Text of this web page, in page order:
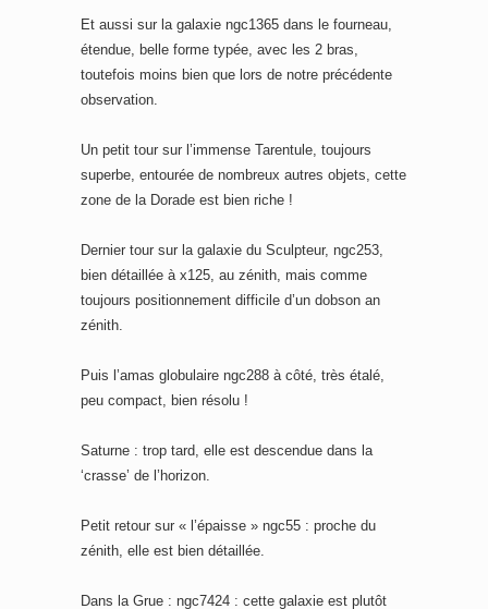
Et aussi sur la galaxie ngc1365 dans le fourneau,
étendue, belle forme typée, avec les 2 bras,
toutefois moins bien que lors de notre précédente
observation.
Un petit tour sur l’immense Tarentule, toujours
superbe, entourée de nombreux autres objets, cette
zone de la Dorade est bien riche !
Dernier tour sur la galaxie du Sculpteur, ngc253,
bien détaillée à x125, au zénith, mais comme
toujours positionnement difficile d’un dobson an
zénith.
Puis l’amas globulaire ngc288 à côté, très étalé,
peu compact, bien résolu !
Saturne : trop tard, elle est descendue dans la
‘crasse’ de l’horizon.
Petit retour sur « l’épaisse » ngc55 : proche du
zénith, elle est bien détaillée.
Dans la Grue : ngc7424 : cette galaxie est plutôt